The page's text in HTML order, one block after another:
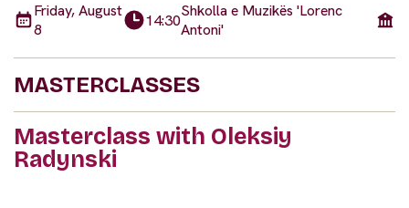
Friday, August
8
14:30Shkolla e Muzikës 'Lorenc
Antoni'
MASTERCLASSES
Masterclass with Oleksiy
Radynski